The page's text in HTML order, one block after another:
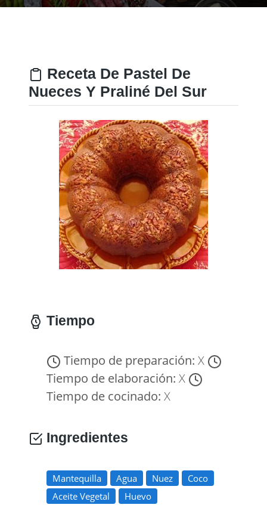
Receta De Pastel De
Nueces Y Praliné Del Sur
Tiempo
Tiempo de preparación: X
Tiempo de elaboración: X
Tiempo de cocinado: X
Ingredientes
Mantequilla Agua Nuez
Coco
Aceite Vegetal
Huevo